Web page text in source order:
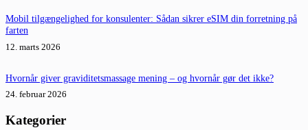
Mobil tilgængelighed for konsulenter: Sådan sikrer eSIM din forretning på
farten
12. marts 2026
Hvornår giver graviditetsmassage mening – og hvornår gør det ikke?
24. februar 2026
Kategorier